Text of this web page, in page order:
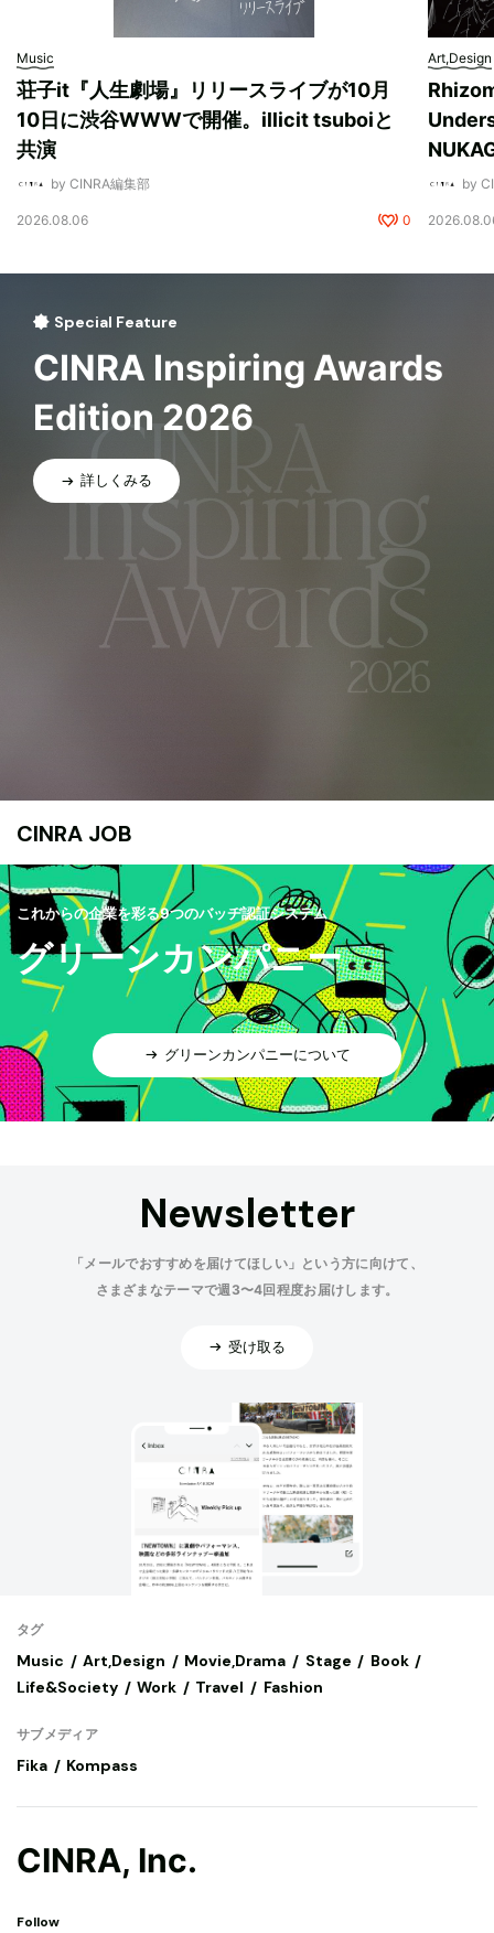
Music
荘子it『人生劇場』リリースライブが10月
10日に渋谷WWWで開催。illicit tsuboiと
共演
by CINRA編集部
2026.08.06 0
Art,Design
by
Special Feature
CINRA Inspiring Awards
Edition 2026
詳しくみる
CINRA JOB
これからの企業を彩る9つのバッヂ認証システム
グリーンカンパニー
グリーンカンパニーについて
Newsletter
「メールでおすすめを届けてほしい」という方に向けて、
さまざまなテーマで週3〜4回程度お届けします。
受け取る
タグ
Music Art,Design Movie,Drama Stage
Book
Life&Society
Work Travel Fashion
サブメディア
Fika Kompass
CINRA, Inc.
Follow